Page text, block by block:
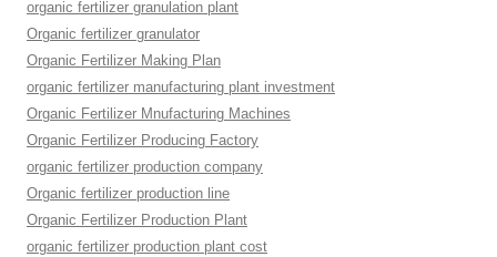
organic fertilizer granulation plant
Organic fertilizer granulator
Organic Fertilizer Making Plan
organic fertilizer manufacturing plant investment
Organic Fertilizer Mnufacturing Machines
Organic Fertilizer Producing Factory
organic fertilizer production company
Organic fertilizer production line
Organic Fertilizer Production Plant
organic fertilizer production plant cost